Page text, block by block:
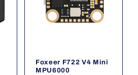
Foxeer F722 V4 Mini
MPU6000